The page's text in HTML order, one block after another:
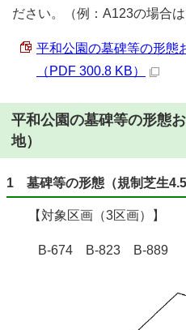
ださい。（例：A123の場合は
平和公園の墓碑等の形態
（PDF 300.8 KB）
平和公園の墓碑等の形態
地）
1 墓碑等の形態（規制芝生4.5
【対象区画（3区画）】
B-674 B-823 B-889